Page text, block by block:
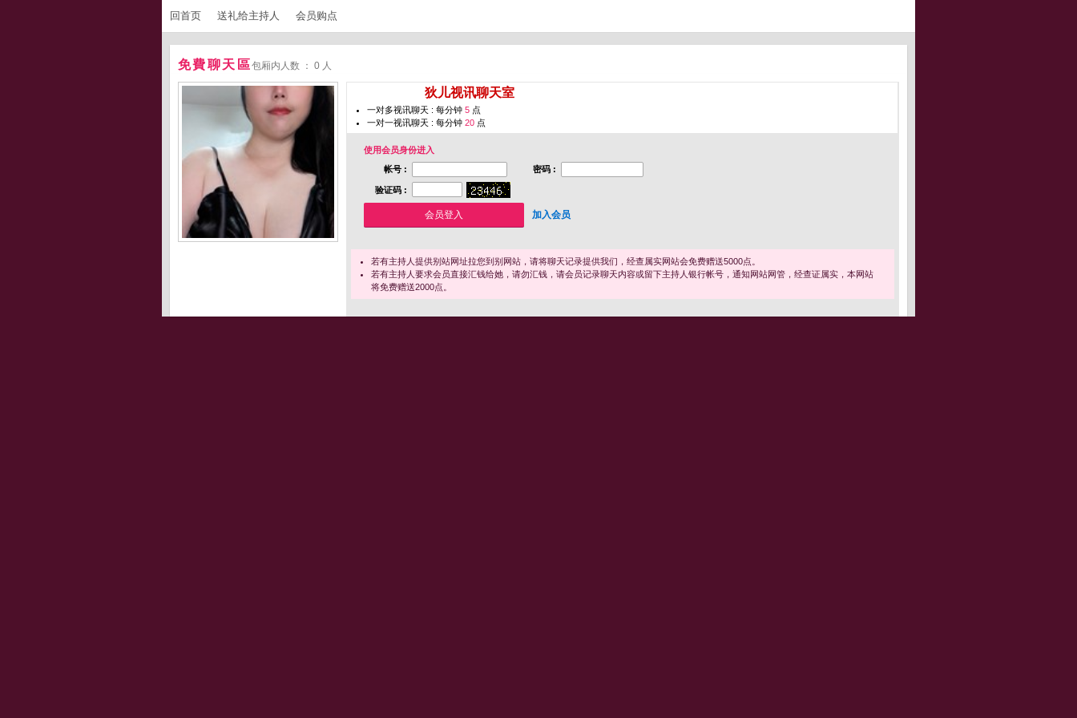
回首页 送礼给主持人 会员购点
免費聊天區包厢内人数 ： 0 人
狄儿视讯聊天室
一对多视讯聊天 : 每分钟 5 点
一对一视讯聊天 : 每分钟 20 点
使用会员身份进入
帐号 :
密码 :
验证码 :
加入会员
若有主持人提供别站网址拉您到别网站，请将聊天记录提供我们，经查属实网站会免费赠送5000点。
若有主持人要求会员直接汇钱给她，请勿汇钱，请会员记录聊天内容或留下主持人银行帐号，通知网站网管，经查证属实，本网站
将免费赠送2000点。